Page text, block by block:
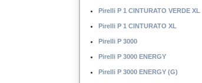
Pirelli P 1 CINTURATO VERDE XL
Pirelli P 1 CINTURATO XL
Pirelli P 3000
Pirelli P 3000 ENERGY
Pirelli P 3000 ENERGY (G)